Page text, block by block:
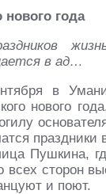
нового года
в ад…
в
нового
праздники
Пушкина,
всех сторон
и поют.